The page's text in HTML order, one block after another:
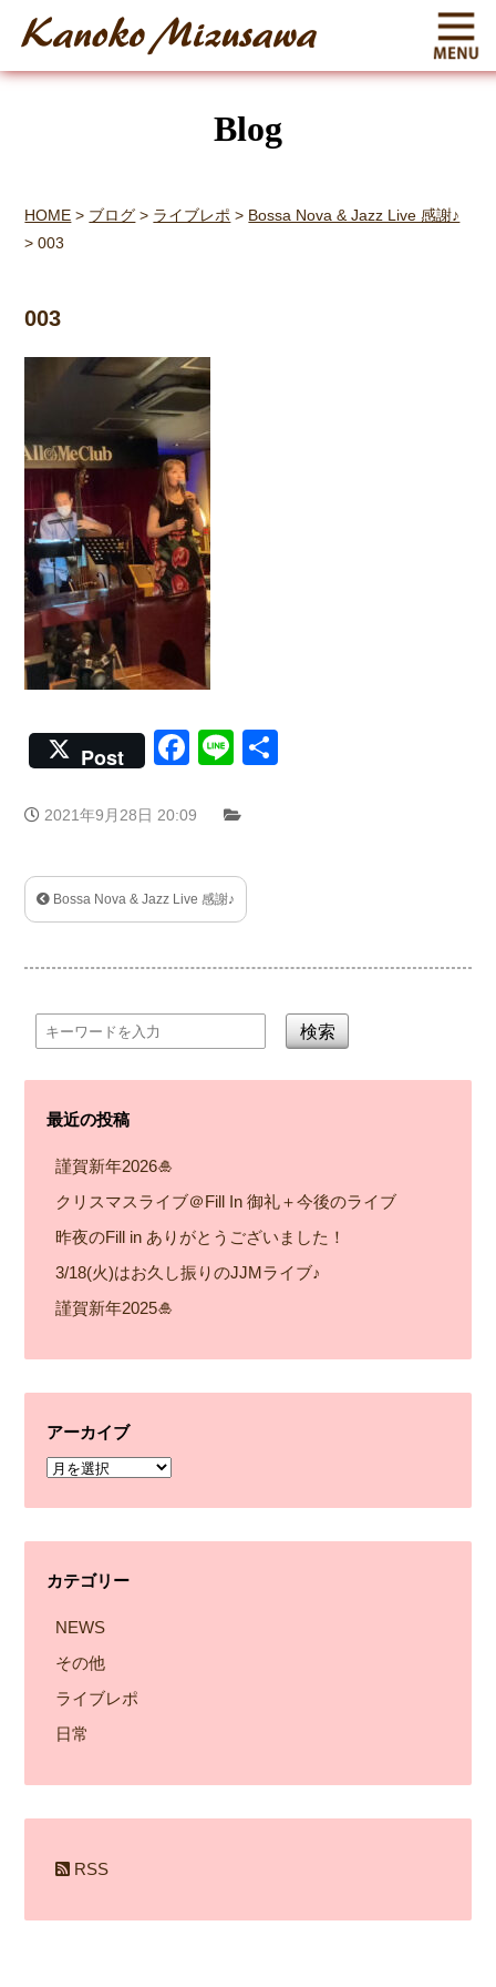
Blog
HOME > ブログ > ライブレポ > Bossa Nova & Jazz Live 感謝♪
>003
003
Post Facebook
Line
2021年9月28日 20:09
Bossa Nova & Jazz Live 感謝♪
検索
最近の投稿
謹賀新年2026🎍
クリスマスライブ＠Fill In 御礼＋今後のライブ
昨夜のFill in ありがとうございました！
3/18(火)はお久し振りのJJMライブ♪
謹賀新年2025🎍
アーカイブ
ア
カ
イ
カテゴリー
NEWS
その他
ライブレポ
日常
RSS